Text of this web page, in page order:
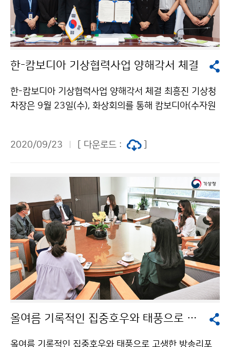
한-캄보디아 기상협력사업 양해각서 체결
한-캄보디아 기상협력사업 양해각서 체결 최흥진 기상청
차장은 9월 23일(수), 화상회의를 통해 캄보디아(수자원
였습니다. 캄보디아의 기상기술 발전과 위험기상 대응에
우리나라 기상기술력 확대를 위해 더욱 힘쓰겠습니다.
2020/09/23 [ 다운로드 :
올여름 기록적인 집중호우와 태풍으로 고생한 방송리포터 초청 격려
올여름 기록적인 집중호우와 태풍으로 고생한 방송리포